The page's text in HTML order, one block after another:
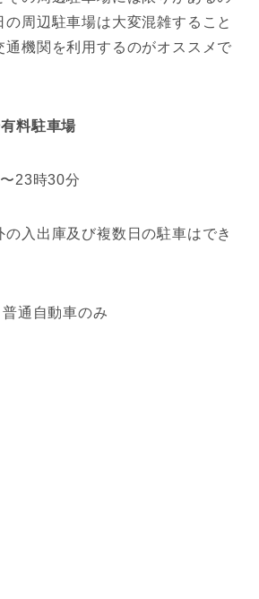
の周辺駐車場は大変混雑すること
通機関を利用するのがオススメで
料駐車場
23時30分
入出庫及び複数日の駐車はでき
通自動車のみ